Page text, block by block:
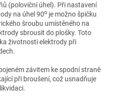
(poloviční úhel). Při nastavení
na úhel 90o je možno špičku
šroubu umístěného na
sbrousit do plošky. Toto
životnosti elektrody při
závitem ke spodní straně
při broušení, což usnadňuje